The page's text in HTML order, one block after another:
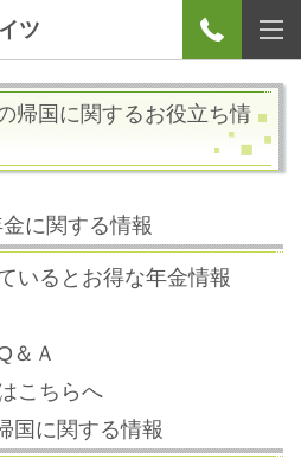
ツ
帰国に関するお役立ち情
金に関する情報
いるとお得な年金情報
＆Ａ
こちらへ
国 に関する情報